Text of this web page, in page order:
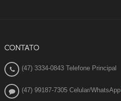
CONTATO
(47) 3334-0843 Telefone Principal
(47) 99187-7305 Celular/WhatsApp